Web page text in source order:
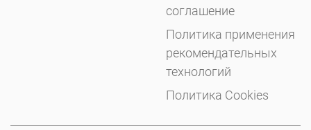
соглашение
Политика применения
рекомендательных
технологий
Политика Cookies